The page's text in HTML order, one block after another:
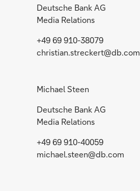
Deutsche Bank AG
Media Relations
+49 69 910-38079
christian.streckert@db.com
Michael Steen
Deutsche Bank AG
Media Relations
+49 69 910-40059
michael.steen@db.com